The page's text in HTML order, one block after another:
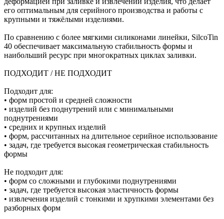
его оптимальным для серийного производства и работы с
крупными и тяжёлыми изделиями.
По сравнению с более мягкими силиконами линейки, SilcoTin
40 обеспечивает максимальную стабильность формы и
наибольший ресурс при многократных циклах заливки.
ПОДХОДИТ / НЕ ПОДХОДИТ
Подходит для:
• форм простой и средней сложности
• изделий без поднутрений или с минимальными
поднутрениями
• средних и крупных изделий
• форм, рассчитанных на длительное серийное использование
• задач, где требуется высокая геометрическая стабильность
формы
Не подходит для:
• форм со сложными и глубокими поднутрениями
• задач, где требуется высокая эластичность формы
• извлечения изделий с тонкими и хрупкими элементами без
разборных форм